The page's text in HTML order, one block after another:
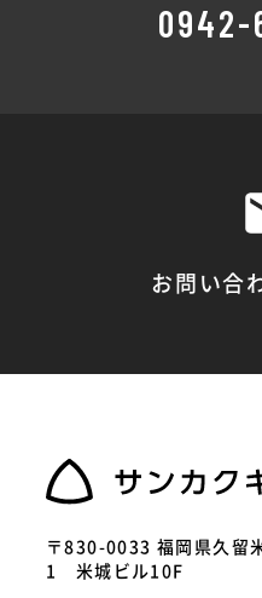
0942-
お問い合
〒830-0033 福岡県久留
1 米城ビル10F